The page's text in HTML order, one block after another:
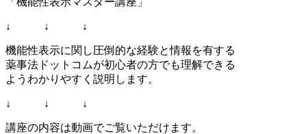
↓ ↓ ↓
機能性表示に関し圧倒的な経験と情報を有する
薬事法ドットコムが初心者の方でも理解できる
ようわかりやすく説明します。
↓ ↓ ↓
講座の内容は動画でご覧いただけます。